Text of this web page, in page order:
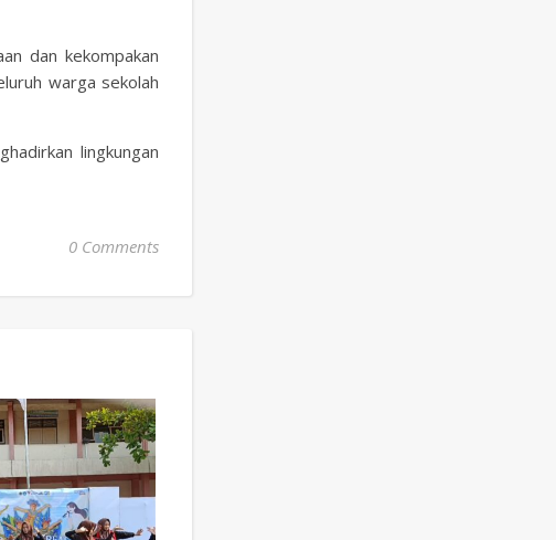
dan kekompakan
warga sekolah
lingkungan
0 Comments